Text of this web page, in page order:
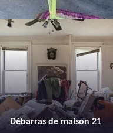
Débarras d'appartement 21